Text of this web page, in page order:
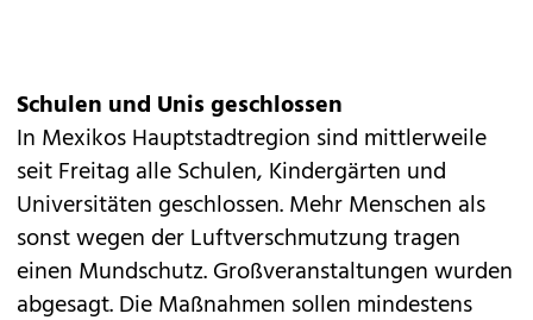
Schulen und Unis geschlossen
In Mexikos Hauptstadtregion sind mittlerweile
seit Freitag alle Schulen, Kindergärten und
Universitäten geschlossen. Mehr Menschen als
sonst wegen der Luftverschmutzung tragen
einen Mundschutz. Großveranstaltungen wurden
abgesagt. Die Maßnahmen sollen mindestens